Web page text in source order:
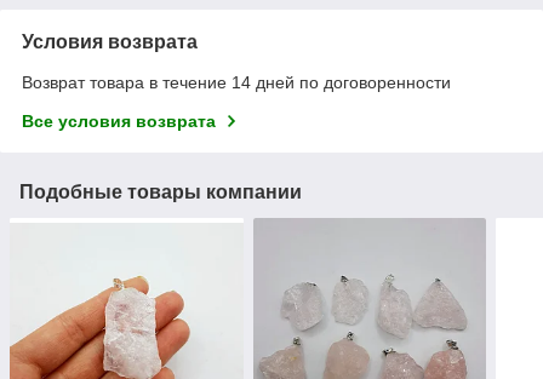
Условия возврата
Возврат товара в течение 14 дней по договоренности
Все условия возврата
Подобные товары компании